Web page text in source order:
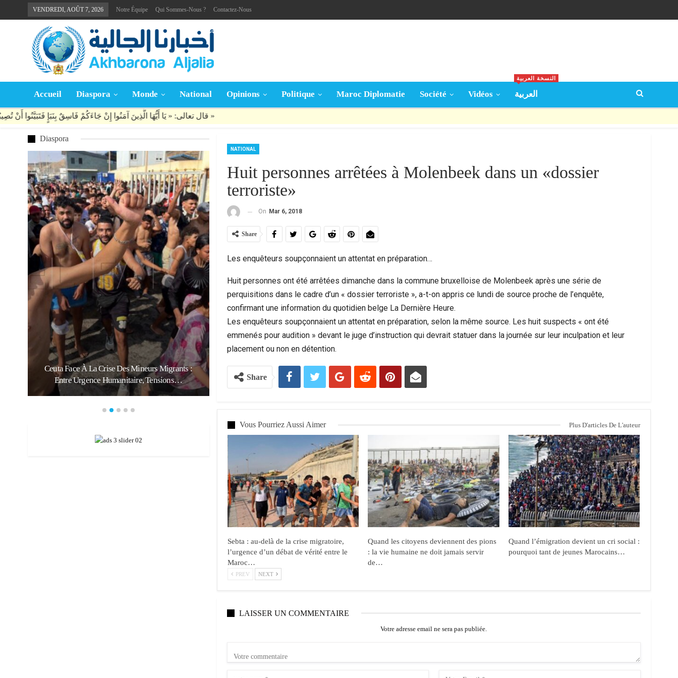
VENDREDI, AOÛT 7, 2026 Notre Équipe Qui Sommes-Nous ? Contactez-Nous
Accueil Diaspora Monde National Opinions Politique Maroc Diplomatie Société Vidéos العربية
النسخة العربية
NATIONAL
Huit personnes arrêtées à Molenbeek dans un «dossier
terroriste»
On Mar 6, 2018
Share
Les enquêteurs soupçonnaient un attentat en préparation…
Huit personnes ont été arrêtées dimanche dans la commune bruxelloise de Molenbeek après une série de
perquisitions dans le cadre d’un « dossier terroriste », a-t-on appris ce lundi de source proche de l’enquête,
confirmant une information du quotidien belge La Dernière Heure.
Les enquêteurs soupçonnaient un attentat en préparation, selon la même source. Les huit suspects « ont été
emmenés pour audition » devant le juge d’instruction qui devrait statuer dans la journée sur leur inculpation et leur
placement ou non en détention.
Share
Vous Pourriez Aussi Aimer Plus D'articles De L'auteur
Sebta : au-delà de la crise migratoire,
l’urgence d’un débat de vérité entre le
Maroc…
Quand les citoyens deviennent des pions
: la vie humaine ne doit jamais servir
de…
Quand l’émigration devient un cri social :
pourquoi tant de jeunes Marocains…
PREV NEXT
LAISSER UN COMMENTAIRE
Votre adresse email ne sera pas publiée.
Diaspora
Ceuta Face À La Crise Des Mineurs Migrants :
Entre Urgence Humanitaire, Tensions…
Violence Urbaine À Bruxelles : Quand Un Geste
Anodin Révèle Les Fractures…